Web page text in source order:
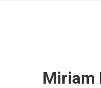
Miriam